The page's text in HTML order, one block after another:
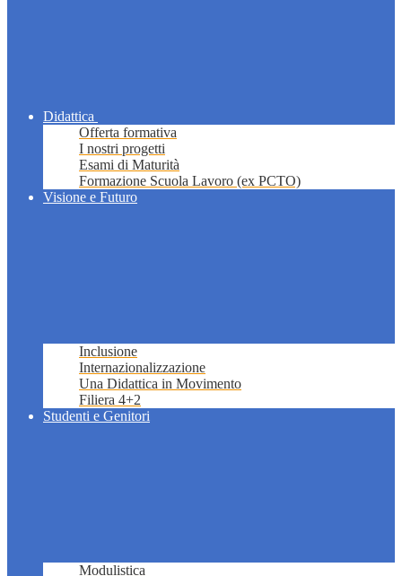
Didattica
Offerta formativa
I nostri progetti
Esami di Maturità
Formazione Scuola Lavoro (ex PCTO)
Visione e Futuro
Inclusione
Internazionalizzazione
Una Didattica in Movimento
Filiera 4+2
Studenti e Genitori
Modulistica